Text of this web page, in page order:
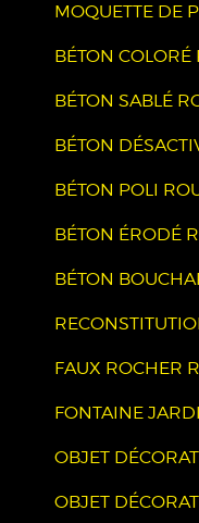
MOQUETTE DE
BÉTON COLORÉ
BÉTON SABLÉ
BÉTON
BÉTON POLI
BÉTON ÉRODÉ
BÉTON
FAUX ROCHER
FONTAINE
OBJET
OBJET